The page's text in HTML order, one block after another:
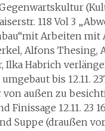
118 Vol 3
Arbeiten mit
Alfons Thesing,
Ilka Habrich
bis 12.11.
von außen zu
Finissage 12.11. 23
Suppe (draußen